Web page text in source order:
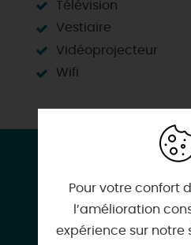
Télévision
Vestiaire
Vidéoprojecteur
Wifi
CONTACT &
Auberge des
Les
45290
Pour votre confort
l’amélioration
expérience sur notre